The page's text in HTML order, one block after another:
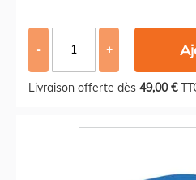
- +
Livraison offerte dès 49,00 €